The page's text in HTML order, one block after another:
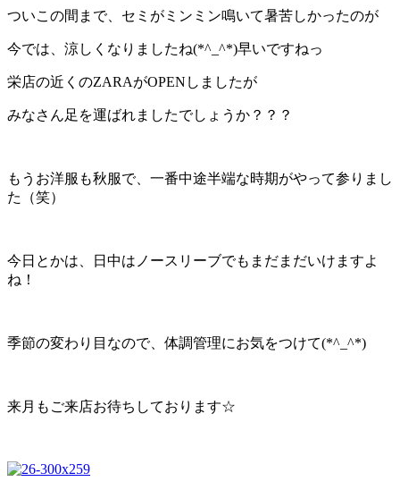
ついこの間まで、セミがミンミン鳴いて暑苦しかったのが
今では、涼しくなりましたね(*^_^*)早いですねっ
栄店の近くのZARAがOPENしましたが
みなさん足を運ばれましたでしょうか？？？
もうお洋服も秋服で、一番中途半端な時期がやって参りまし
た（笑）
今日とかは、日中はノースリーブでもまだまだいけますよ
ね！
季節の変わり目なので、体調管理にお気をつけて(*^_^*)
来月もご来店お待ちしております☆